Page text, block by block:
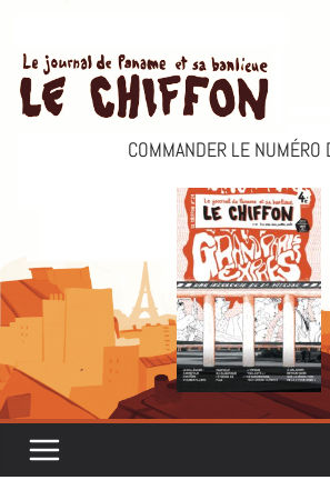
contenu
COMMANDER LE NUMÉRO